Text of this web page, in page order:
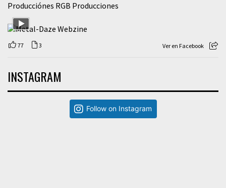
Producciónes RGB Producciones
77 3 Ver en Facebook
INSTAGRAM
Follow on Instagram